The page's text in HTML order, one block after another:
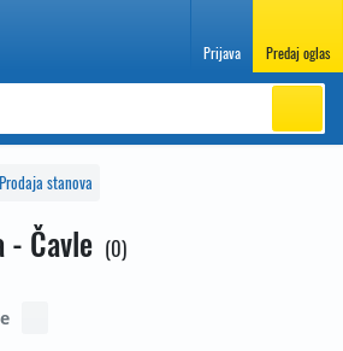
Prijava Predaj oglas
Prodaja stanova
- Čavle 0